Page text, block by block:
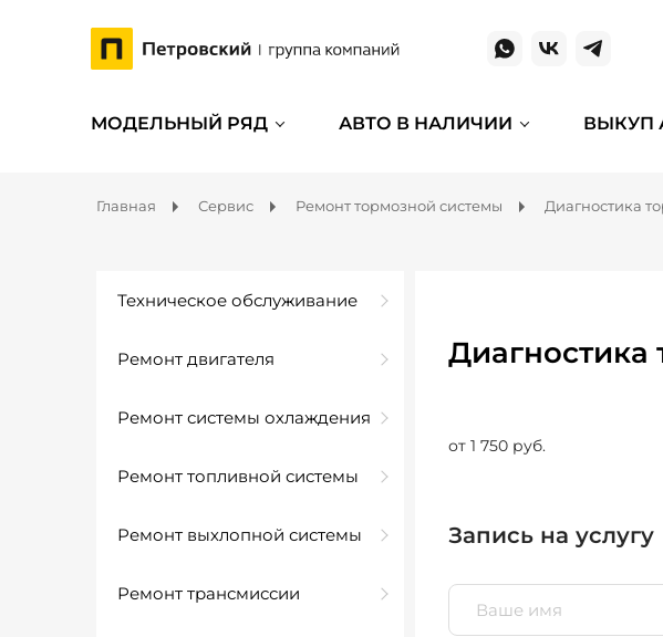
МОДЕЛЬНЫЙ РЯД АВТО В НАЛИЧИИ ВЫКУП
Главная Сервис Ремонт тормозной системы Диагностика
Техническое обслуживание
Ремонт двигателя
Ремонт системы охлаждения
Ремонт топливной системы
Ремонт выхлопной системы
Ремонт трансмиссии
от 1 750 руб.
Запись на услугу